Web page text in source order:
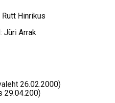
Hinrikus
Jüri Arrak
26.02.2000)
29.04.200)